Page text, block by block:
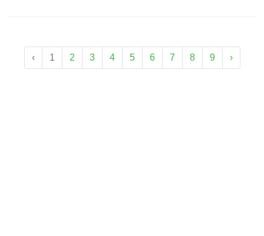
‹ 1 2 3 4 5 6 7 8 9 ›